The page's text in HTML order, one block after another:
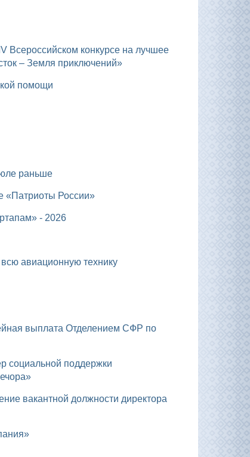
– Земля приключений»
помощи
раньше
«Патриоты России»
- 2026
авиационную технику